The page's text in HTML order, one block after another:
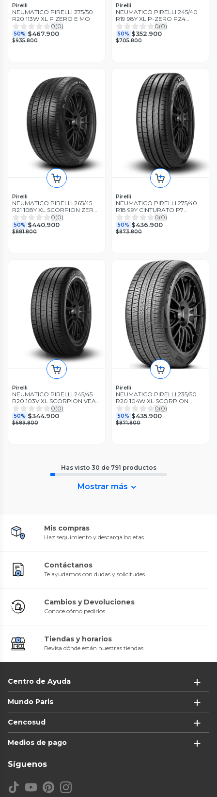
Pirelli
NEUMATICO PIRELLI 275/50
R20 113W XL P ZERO E MO
0(0)
50% $467.900
$935.800
Pirelli
NEUMATICO PIRELLI 245/40
R19 98Y XL P-ZERO PZ4
RUNFLAT *
0(0)
50% $352.900
$705.800
Pirelli
NEUMATICO PIRELLI 265/45
R21 108Y XL SCORPION ZERO
A/S LR
0(0)
50% $440.900
$881.800
Pirelli
NEUMATICO PIRELLI 275/40
R18 99Y CINTURATO P7
RUNFLAT MO0(0)
50% $436.900
$873.800
Pirelli
NEUMATICO PIRELLI 245/45
R20 103V XL SCORPION VEAS
LR
0(0)
50% $344.900
$689.800
Pirelli
NEUMATICO PIRELLI 235/50
R20 104W XL SCORPION
ZERO A/S J
0(0)
50% $435.900
$871.800
Has visto 30 de 791 productos
Mostrar más
Mis compras
Haz seguimiento y descarga boletas
Contáctanos
Te ayudamos con dudas y solicitudes
Cambios y Devoluciones
Conoce cómo pedirlos
Tiendas y horarios
Revisa dónde están nuestras tiendas
Centro de Ayuda
Mundo Paris
Cencosud
Medios de pago
Síguenos